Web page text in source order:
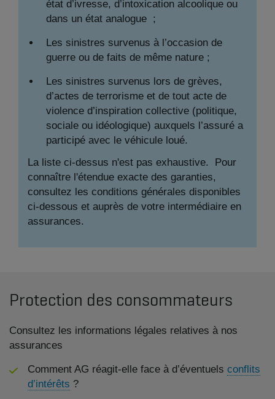
état d’ivresse, d’intoxication alcoolique ou
dans un état analogue ;
Les sinistres survenus à l’occasion de
guerre ou de faits de même nature ;
Les sinistres survenus lors de grèves,
d’actes de terrorisme et de tout acte de
violence d’inspiration collective (politique,
sociale ou idéologique) auxquels l’assuré a
participé avec le véhicule loué.
La liste ci-dessus n'est pas exhaustive. Pour
connaître l'étendue exacte des garanties,
consultez les conditions générales disponibles
ci-dessous et auprès de votre intermédiaire en
assurances.
Protection des consommateurs
Consultez les informations légales relatives à nos
assurances
Comment AG réagit-elle face à d’éventuels conflits
d’intérêts ?